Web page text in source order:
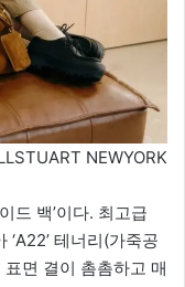
NEWYORK
드 백’이다. 최고급
테너리(가죽공
면 결이 촘촘하고 매